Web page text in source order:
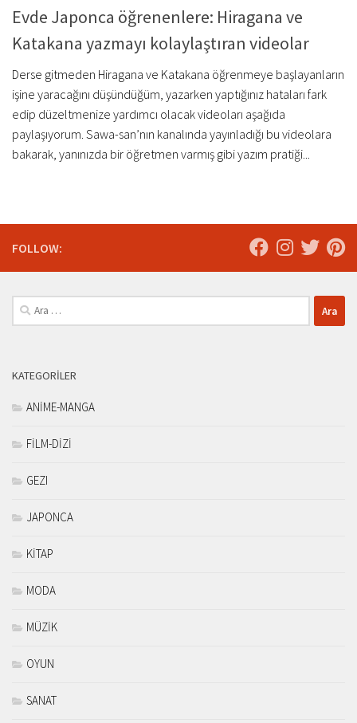
Evde Japonca öğrenenlere: Hiragana ve
Katakana yazmayı kolaylaştıran videolar
Derse gitmeden Hiragana ve Katakana öğrenmeye başlayanların
işine yaracağını düşündüğüm, yazarken yaptığınız hataları fark
edip düzeltmenize yardımcı olacak videoları aşağıda
paylaşıyorum. Sawa-san’nın kanalında yayınladığı bu videolara
bakarak, yanınızda bir öğretmen varmış gibi yazım pratiği...
FOLLOW:
Arama:
KATEGORILER
ANİME-MANGA
FİLM-DİZİ
GEZI
JAPONCA
KİTAP
MODA
MÜZİK
OYUN
SANAT